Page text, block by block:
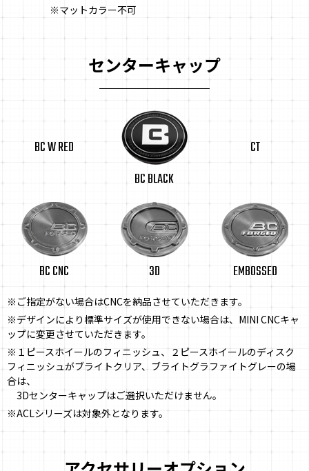
※マットカラー不可
センターキャップ
BC W RED
BC BLACK
CT
BC CNC 3D EMBOSSED
※ご指定がない場合はCNCを納品させていただきます。
※デザインにより標準サイズが使用できない場合は、MINI CNCキャ
ップに変更させていただきます。
※１ピースホイールのフィニッシュ、２ピースホイールのディスク
フィニッシュがブライトクリア、ブライトグラファイトグレーの場
合は、
3Dセンターキャップはご選択いただけません。
※ACLシリーズは対象外となります。